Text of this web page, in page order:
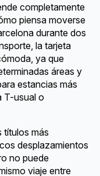
completamente
piensa moverse
durante dos
la tarjeta
ya que
áreas y
estancias más
T-usual o
títulos más
desplazamientos
no puede
viaje entre